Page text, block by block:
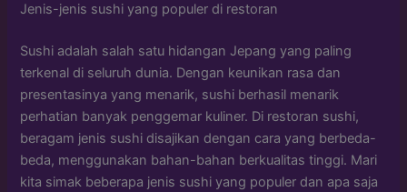
Jenis-jenis sushi yang populer di restoran
Sushi adalah salah satu hidangan Jepang yang paling
terkenal di seluruh dunia. Dengan keunikan rasa dan
presentasinya yang menarik, sushi berhasil menarik
perhatian banyak penggemar kuliner. Di restoran sushi,
beragam jenis sushi disajikan dengan cara yang berbeda-
beda, menggunakan bahan-bahan berkualitas tinggi. Mari
kita simak beberapa jenis sushi yang populer dan apa saja